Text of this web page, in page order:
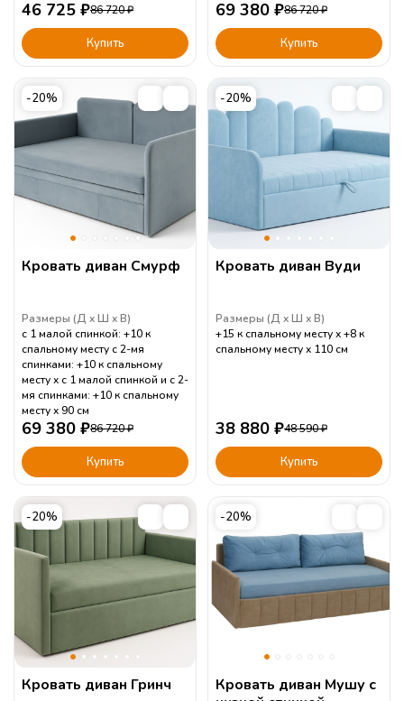
46 725 ₽86 720₽
Купить
69 380 ₽86 720₽
Купить
-20%
Кровать диван Смурф
Размеры (Д Ш В)
с 1 малой спинкой: +10 к
спальному месту с 2-мя
спинками: +10 к спальному
месту
с 1 малой спинкой и с 2-
мя спинками: +10 к спальному
месту
90 см
69 380 ₽86 720₽
Купить
-20%
Кровать диван Вуди
Размеры (Д Ш В)
+15 к спальному месту
+8 к
спальному месту
110 см
38 880 ₽48 590₽
Купить
-20%
Кровать диван Гринч
-20%
Кровать диван Мушу с